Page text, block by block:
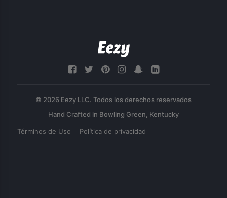
© 2026 Eezy LLC. Todos los derechos reservados
Términos de Uso Política de privacidad